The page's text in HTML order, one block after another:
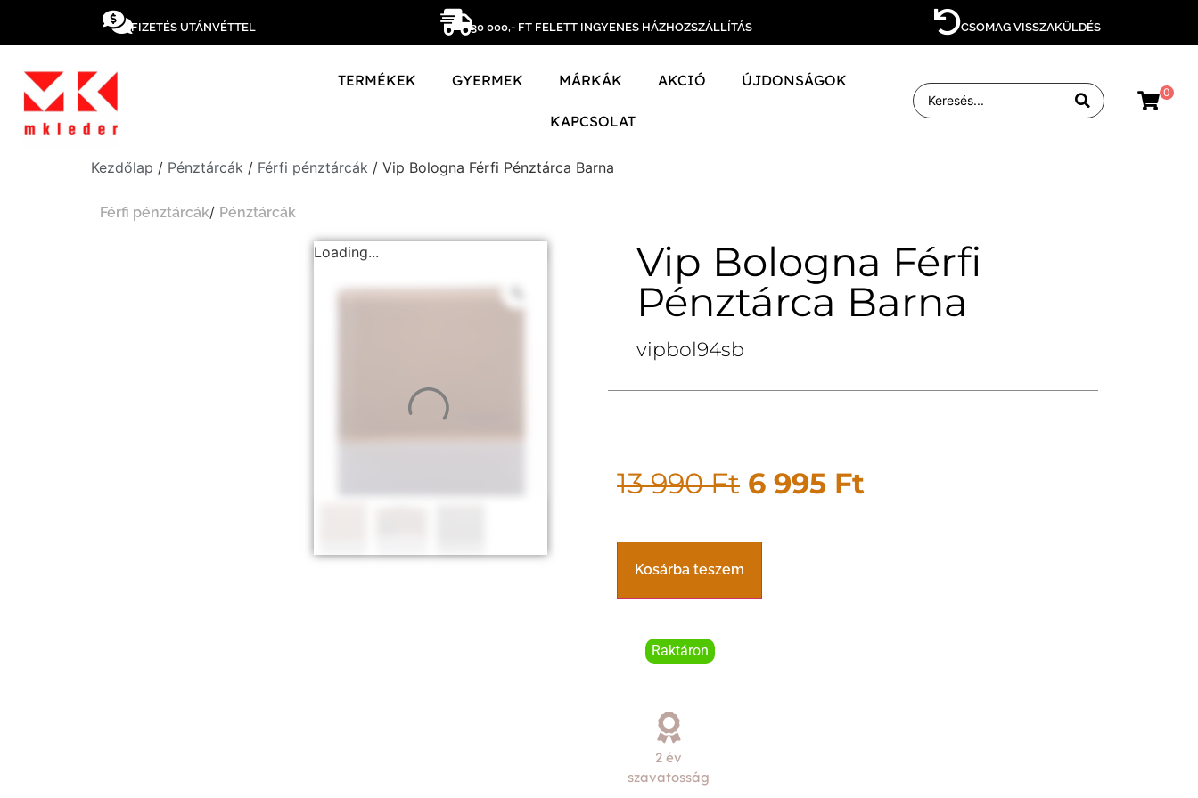
FIZETÉS UTÁNVÉTTEL 30 000,- FT FELETT INGYENES HÁZHOZSZÁLLÍTÁS CSOMAG VISSZAKÜLDÉS
TERMÉKEK GYERMEK MÁRKÁK AKCIÓ ÚJDONSÁGOK
KAPCSOLAT
0
Kezdőlap / Pénztárcák / Férfi pénztárcák / Vip Bologna Férfi Pénztárca Barna
Férfi pénztárcák/ Pénztárcák
Loading...
Vip Bologna Férfi
Pénztárca Barna
vipbol94sb
13 990Ft 6 995 Ft
Kosárba teszem
Raktáron
2 év
szavatosság